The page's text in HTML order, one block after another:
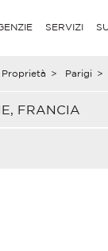
SERVIZI
Proprietà > Parigi >
FRANCIA